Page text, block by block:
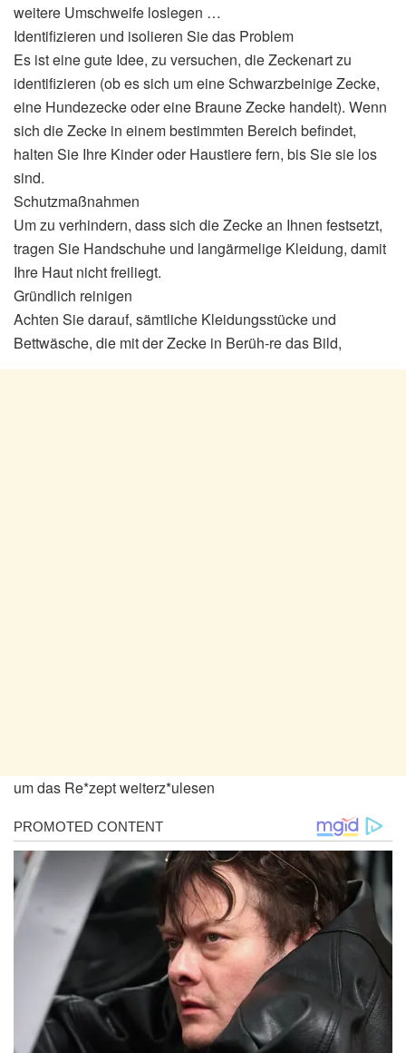
weitere Umschweife loslegen …
Identifizieren und isolieren Sie das Problem
Es ist eine gute Idee, zu versuchen, die Zeckenart zu
identifizieren (ob es sich um eine Schwarzbeinige Zecke,
eine Hundezecke oder eine Braune Zecke handelt). Wenn
sich die Zecke in einem bestimmten Bereich befindet,
halten Sie Ihre Kinder oder Haustiere fern, bis Sie sie los
sind.
Schutzmaßnahmen
Um zu verhindern, dass sich die Zecke an Ihnen festsetzt,
tragen Sie Handschuhe und langärmelige Kleidung, damit
Ihre Haut nicht freiliegt.
Gründlich reinigen
Achten Sie darauf, sämtliche Kleidungsstücke und
Bettwäsche, die mit der Zecke in Berüh-re das Bild,
um das Re*zept weiterz*ulesen